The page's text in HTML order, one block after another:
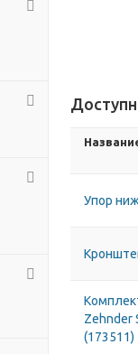
Упор
Zehnder
(173511)